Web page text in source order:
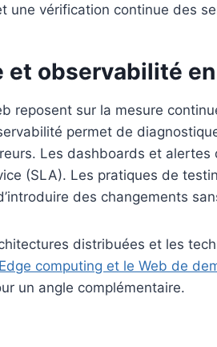
une vérification continue des
et observabilité
reposent sur la mesure
permet de
Les dashboards et
(SLA). Les pratiques de
des changements
distribuées et les
Edge computing et le Web de
un angle complémentaire.